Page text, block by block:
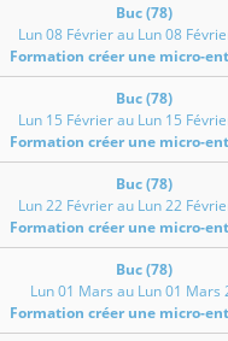
Buc (78)
Lun 08 Février au Lun 08
Formation créer une micro-
Buc (78)
Lun 15 Février au Lun 15
Formation créer une micro-
Buc (78)
Lun 22 Février au Lun 22
Formation créer une micro-
Buc (78)
Lun 01 Mars au Lun 01 Mars
Formation créer une micro-